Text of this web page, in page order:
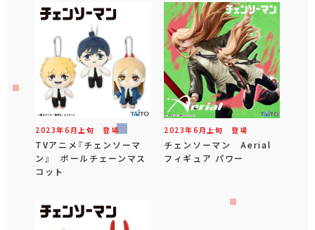
2023年6 月 上旬 登場
TVアニメ『チェンソーマ
ン』 ボールチェーンマス
コット
2023年6 月 上旬 登場
チェンソーマン Aerial
フィギュア パワー